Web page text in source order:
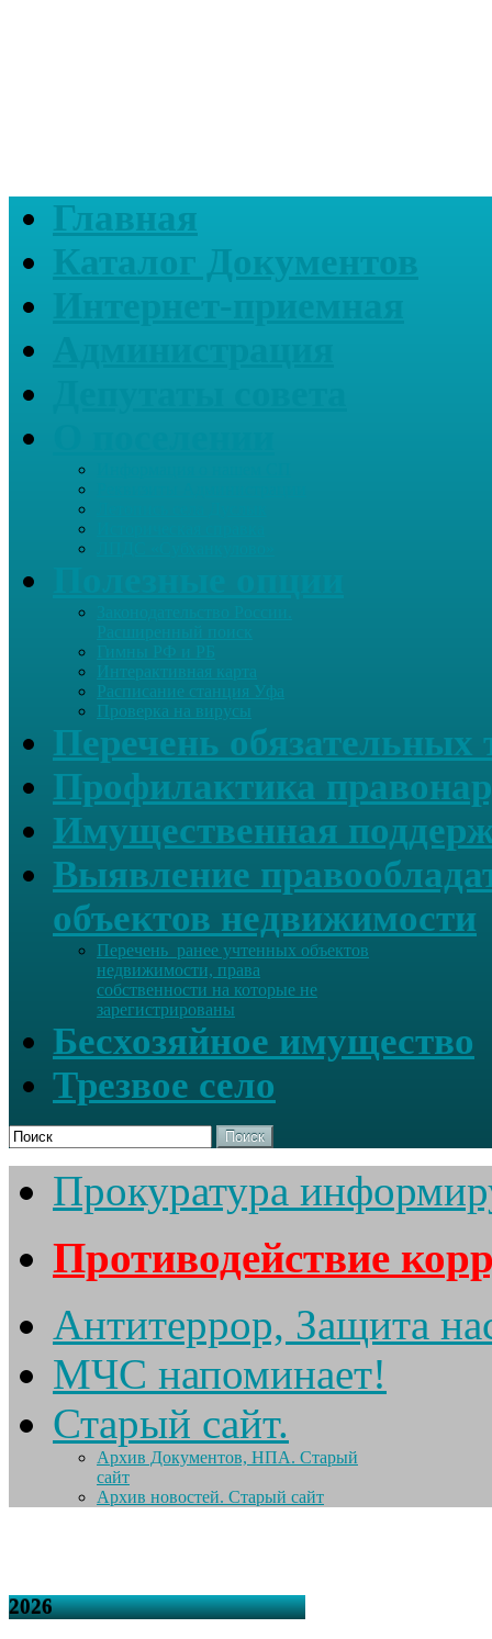
Главная
Каталог Документов
Интерактивная карта
Расписание станция Уфа
Проверка на вирусы
Перечень обязательных
Профилактика
Имущественная
Выявление
объектов недвижимости
Перечень ранее учтенных объектов
недвижимости, права
собственности на которые не
зарегистрированы
Бесхозяйное имущество
Трезвое село
Поиск
Прокуратура
Противодействие
Антитеррор, Защита
МЧС напоминает!
Старый сайт.
Архив Документов, НПА. Старый
сайт
Архив новостей. Старый сайт
2026